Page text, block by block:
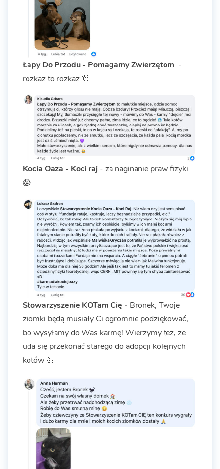
Łapy Do Przodu - Pomagamy Zwierzętom -
rozkaz to rozkaz 🫡
Kocia Oaza - Koci raj - za naginanie praw fizyki
😱
Stowarzyszenie KOTam Cię - Bronek, Twoje
ziomki będą musiały Ci ogromnie podziękować,
bo wysyłamy do Was karmę! Wierzymy też, że
uda się przekonać starego do adopcji kolejnych
kotów 💪